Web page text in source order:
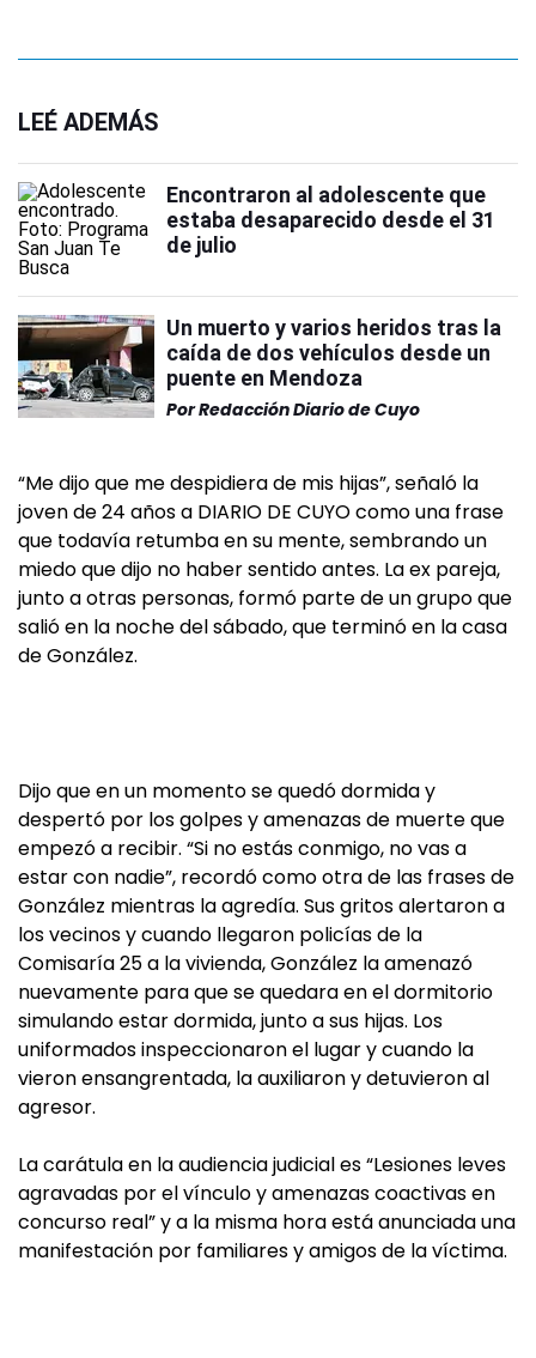
LEÉ ADEMÁS
Encontraron al adolescente que
estaba desaparecido desde el 31
de julio
Un muerto y varios heridos tras la
caída de dos vehículos desde un
puente en Mendoza
PorRedacción Diario de Cuyo
“Me dijo que me despidiera de mis hijas”, señaló la
joven de 24 años a DIARIO DE CUYO como una frase
que todavía retumba en su mente, sembrando un
miedo que dijo no haber sentido antes. La ex pareja,
junto a otras personas, formó parte de un grupo que
salió en la noche del sábado, que terminó en la casa
de González.
Dijo que en un momento se quedó dormida y
despertó por los golpes y amenazas de muerte que
empezó a recibir. “Si no estás conmigo, no vas a
estar con nadie”, recordó como otra de las frases de
González mientras la agredía. Sus gritos alertaron a
los vecinos y cuando llegaron policías de la
Comisaría 25 a la vivienda, González la amenazó
nuevamente para que se quedara en el dormitorio
simulando estar dormida, junto a sus hijas. Los
uniformados inspeccionaron el lugar y cuando la
vieron ensangrentada, la auxiliaron y detuvieron al
agresor.
La carátula en la audiencia judicial es “Lesiones leves
agravadas por el vínculo y amenazas coactivas en
concurso real” y a la misma hora está anunciada una
manifestación por familiares y amigos de la víctima.